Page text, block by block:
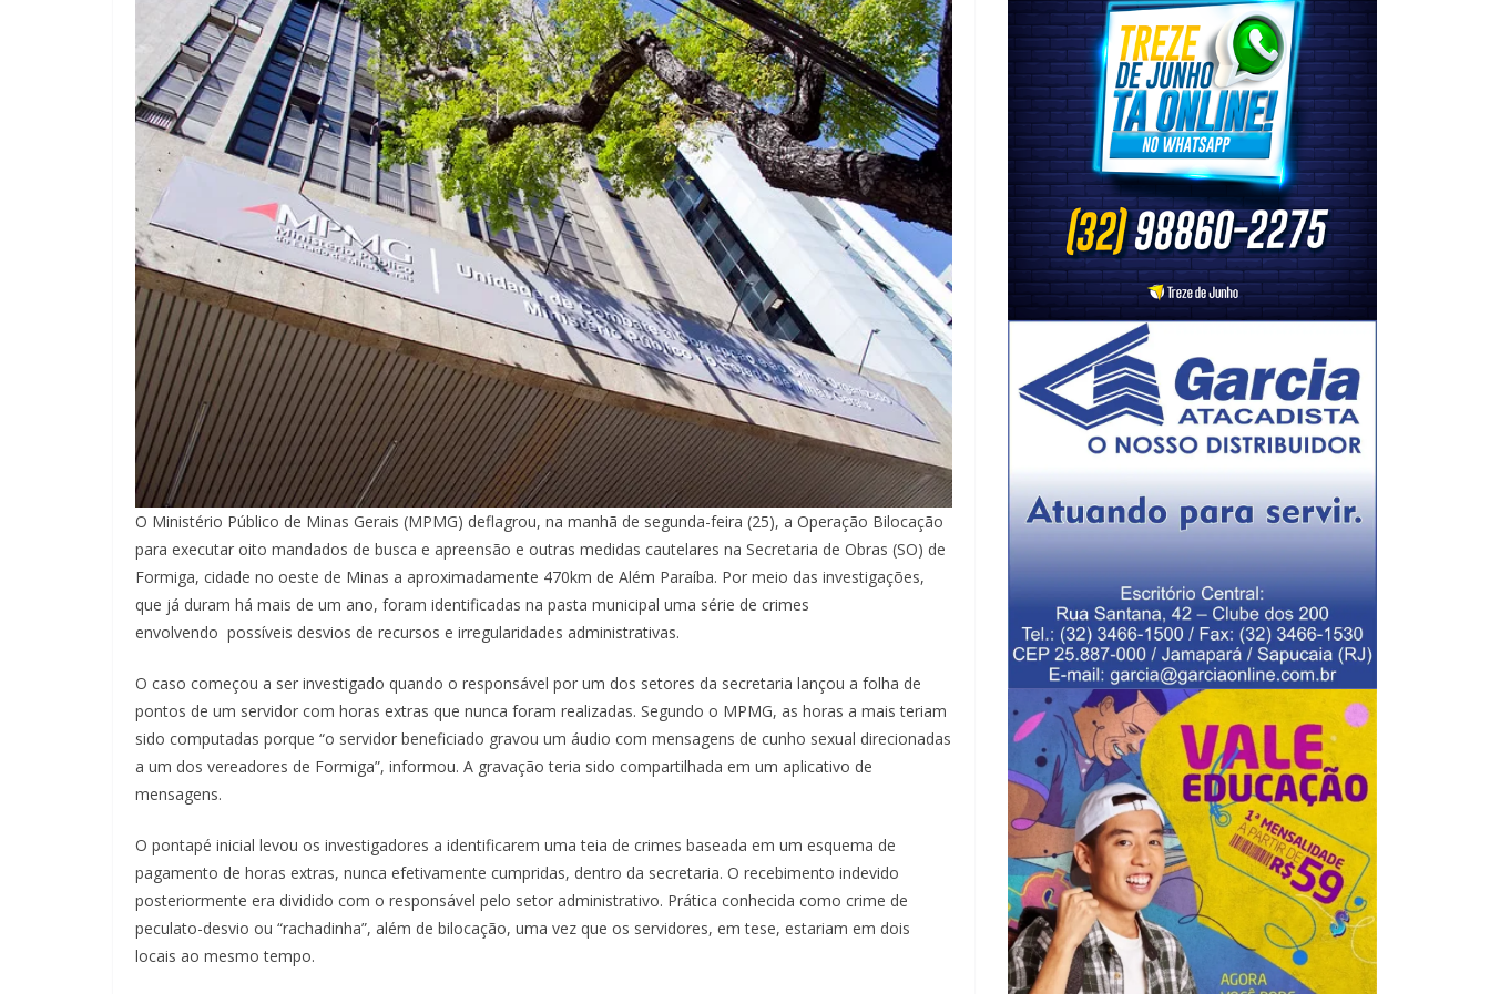
O Ministério Público de Minas Gerais (MPMG) deflagrou, na manhã de segunda-feira (25), a Operação Bilocação
para executar oito mandados de busca e apreensão e outras medidas cautelares na Secretaria de Obras (SO) de
Formiga, cidade no oeste de Minas a aproximadamente 470km de Além Paraíba. Por meio das investigações,
que já duram há mais de um ano, foram identificadas na pasta municipal uma série de crimes
envolvendo possíveis desvios de recursos e irregularidades administrativas.
O caso começou a ser investigado quando o responsável por um dos setores da secretaria lançou a folha de
pontos de um servidor com horas extras que nunca foram realizadas. Segundo o MPMG, as horas a mais teriam
sido computadas porque “o servidor beneficiado gravou um áudio com mensagens de cunho sexual direcionadas
a um dos vereadores de Formiga”, informou. A gravação teria sido compartilhada em um aplicativo de
mensagens.
O pontapé inicial levou os investigadores a identificarem uma teia de crimes baseada em um esquema de
pagamento de horas extras, nunca efetivamente cumpridas, dentro da secretaria. O recebimento indevido
posteriormente era dividido com o responsável pelo setor administrativo. Prática conhecida como crime de
peculato-desvio ou “rachadinha”, além de bilocação, uma vez que os servidores, em tese, estariam em dois
locais ao mesmo tempo.